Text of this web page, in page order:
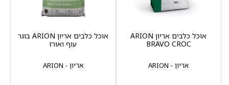
אריון - ARION
אוכל כלבים אריון ARION
BRAVO CROC
אריון - ARION
אוכל כלבים אריון ARION בוגר
עוף ואורז